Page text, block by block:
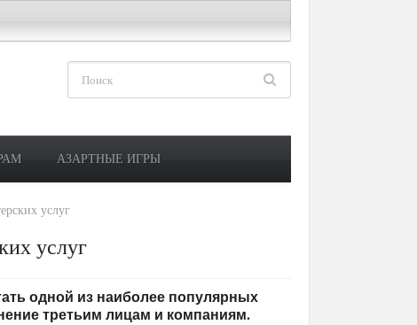
АЗАРТНЫЕ ИГРЫ
услуг
услуг
одной из наиболее популярных
третьим лицам и компаниям.